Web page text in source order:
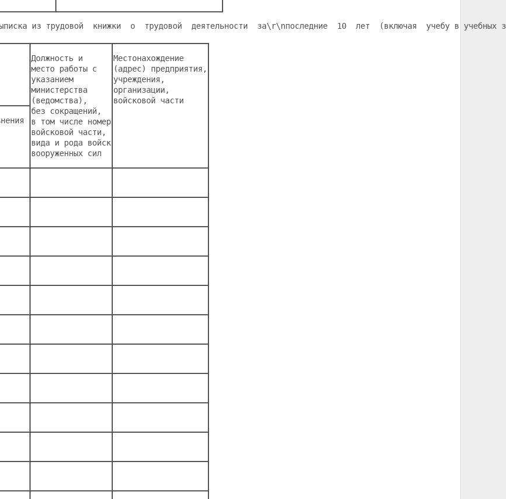
из трудовой  книжки  о  трудовой  деятельности  за
\r\nпоследние  10  лет  (включая  учебу в учебных
Должность и
место работы с
указанием
министерства
(ведомства),
без сокращений,
в том числе номер
войсковой части,
вида и рода войск
вооруженных сил
Местонахождение
(адрес) предприятия,
учреждения,
организации,
войсковой части